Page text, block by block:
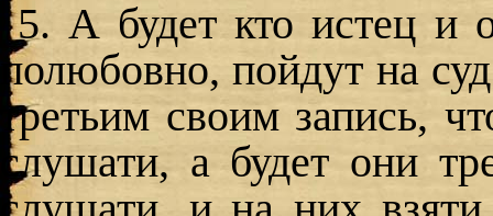
5. А будет кто истец и
полюбовно, пойдут на
третьим своим запись,
слушати, а будет они